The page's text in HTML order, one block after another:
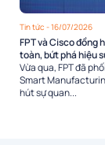
Tin tức - 16/07/2026
FPT và Cisco đồng
toàn, bứt phá hiệu
Vừa qua, FPT đã
Smart
hút sự quan...